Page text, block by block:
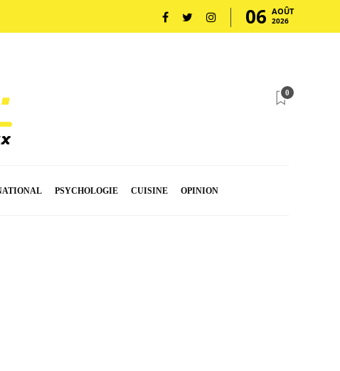
06 AOÛT
2026
0
PSYCHOLOGIE CUISINE OPINION